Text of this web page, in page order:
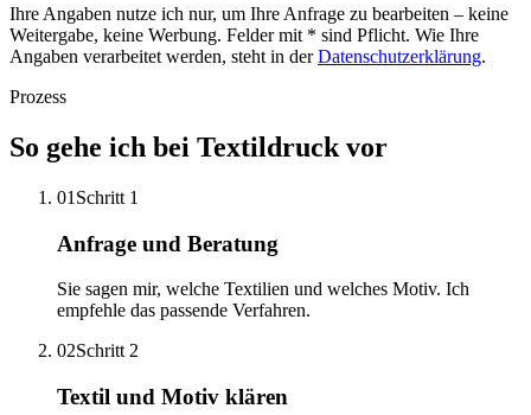
Ihre Angaben nutze ich nur, um Ihre Anfrage zu bearbeiten – keine
Weitergabe, keine Werbung. Felder mit * sind Pflicht. Wie Ihre
Angaben verarbeitet werden, steht in derDatenschutzerklärung.
Prozess
So gehe ich bei Textildruck vor
01 Schritt 1
Anfrage und Beratung
Sie sagen mir, welche Textilien und welches Motiv. Ich
empfehle das passende Verfahren.
02Schritt 2
Textil und Motiv klären